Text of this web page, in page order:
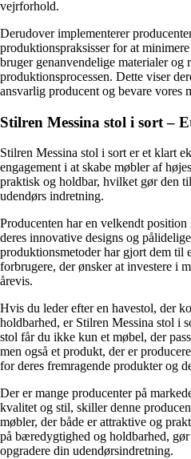
vejrforhold.
Derudover implementerer
produktionspraksisser for at
bruger genanvendelige materialer og
produktionsprocessen. Dette viser
ansvarlig producent og bevare vores
Stilren Messina stol i sort –
Stilren Messina stol i sort er et klart
engagement i at skabe møbler af
praktisk og holdbar, hvilket gør den
udendørs indretning.
Producenten har en velkendt
deres innovative designs og
produktionsmetoder har gjort dem til
forbrugere, der ønsker at investere i
årevis.
Hvis du leder efter en havestol, der
holdbarhed, er Stilren Messina stol i
stol får du ikke kun et møbel, der
men også et produkt, der er
for deres fremragende produkter og
Der er mange producenter på
kvalitet og stil, skiller denne
møbler, der både er attraktive og
på bæredygtighed og holdbarhed,
opgradere din udendørsindretning.